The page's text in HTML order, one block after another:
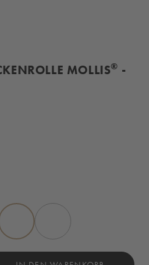
MOLLIS® -
GRÜN
gewünschten Wert ein